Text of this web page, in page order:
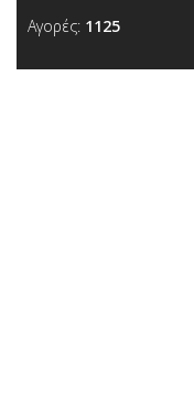
Αγορές: 1125